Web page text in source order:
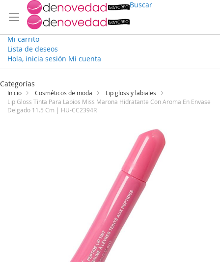
Buscar
Mi carrito
Lista de deseos
Hola, inicia sesión Mi cuenta
Ir
contenido
Categorías
Inicio Cosméticos de moda
Lip gloss y labiales
Lip Gloss Tinta Para Labios Miss Marona Hidratante Con Aroma En Envase
Delgado 11.5 Cm | HU-CC2394R